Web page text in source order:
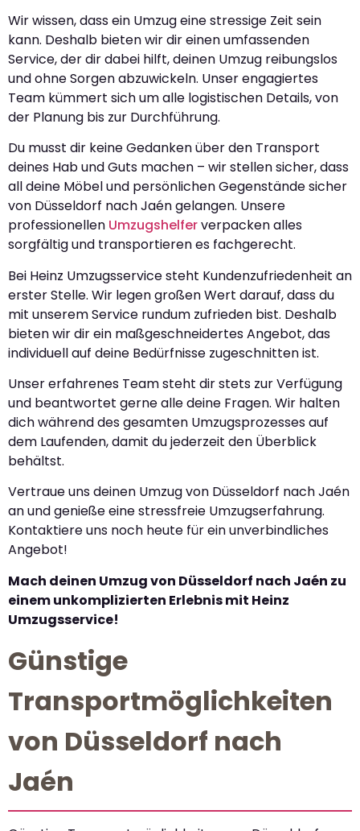
Wir wissen, dass ein Umzug eine stressige Zeit sein
kann. Deshalb bieten wir dir einen umfassenden
Service, der dir dabei hilft, deinen Umzug reibungslos
und ohne Sorgen abzuwickeln. Unser engagiertes
Team kümmert sich um alle logistischen Details, von
der Planung bis zur Durchführung.
Du musst dir keine Gedanken über den Transport
deines Hab und Guts machen – wir stellen sicher, dass
all deine Möbel und persönlichen Gegenstände sicher
von Düsseldorf nach Jaén gelangen. Unsere
professionellen Umzugshelferverpacken alles
sorgfältig und transportieren es fachgerecht.
Bei Heinz Umzugsservice steht Kundenzufriedenheit an
erster Stelle. Wir legen großen Wert darauf, dass du
mit unserem Service rundum zufrieden bist. Deshalb
bieten wir dir ein maßgeschneidertes Angebot, das
individuell auf deine Bedürfnisse zugeschnitten ist.
Unser erfahrenes Team steht dir stets zur Verfügung
und beantwortet gerne alle deine Fragen. Wir halten
dich während des gesamten Umzugsprozesses auf
dem Laufenden, damit du jederzeit den Überblick
behältst.
Vertraue uns deinen Umzug von Düsseldorf nach Jaén
an und genieße eine stressfreie Umzugserfahrung.
Kontaktiere uns noch heute für ein unverbindliches
Angebot!
Mach deinen Umzug von Düsseldorf nach Jaén zu
einem unkomplizierten Erlebnis mit Heinz
Umzugsservice!
Günstige
Transportmöglichkeiten
von Düsseldorf nach
Jaén